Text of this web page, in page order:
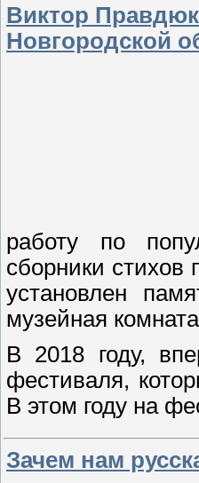
Виктор Правдюк
Новгородской
работу по
сборники
установлен
музейная
В 2018 году,
фестиваля,
В этом году на
Зачем нам